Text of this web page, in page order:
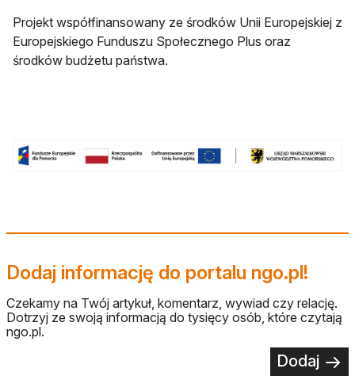
Projekt współfinansowany ze środków Unii Europejskiej z
Europejskiego Funduszu Społecznego Plus oraz
środków budżetu państwa.
Dodaj informację do portalu ngo.pl!
Czekamy na Twój artykuł, komentarz, wywiad czy relację.
Dotrzyj ze swoją informacją do tysięcy osób, które czytają
ngo.pl.
Dodaj